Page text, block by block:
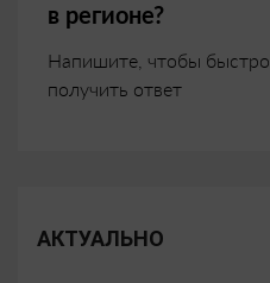
в регионе?
Напишите, чтобы быстро
получить ответ
АКТУАЛЬНО